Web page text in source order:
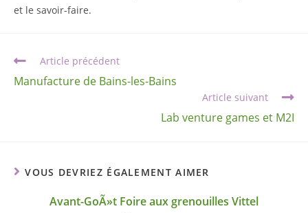
et le savoir-faire.
Article précédent
Manufacture de Bains-les-Bains
Article suivant
Lab venture games et M2I
VOUS DEVRIEZ ÉGALEMENT AIMER
Avant-GoÃ»t Foire aux grenouilles Vittel